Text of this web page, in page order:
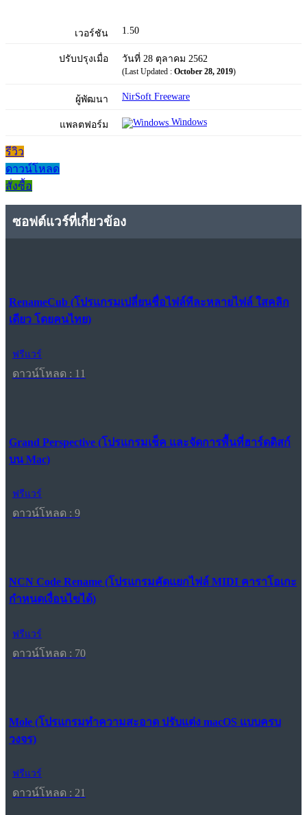
เวอร์ชัน 1.50
ปรับปรุงเมื่อ วันที่ 28 ตุลาคม 2562
(Last Updated : October 28, 2019)
ผู้พัฒนา NirSoft Freeware
แพลตฟอร์ม Windows
รีวิว
ดาวน์โหลด
สั่งซื้อ
ซอฟต์แวร์ที่เกี่ยวข้อง
RenameCub (โปรแกรมเปลี่ยนชื่อไฟล์ทีละหลายไฟล์ ใสคลิก
เดียว โดยคนไทย)
ฟรีแวร์
ดาวน์โหลด : 11
Grand Perspective (โปรแกรมเช็ค และจัดการพื้นที่ฮาร์ดดิสก์
บน Mac)
ฟรีแวร์
ดาวน์โหลด : 9
NCN Code Rename (โปรแกรมคัดแยกไฟล์ MIDI คาราโอเกะ
กำหนดเงื่อนไขได้)
ฟรีแวร์
ดาวน์โหลด : 70
Mole (โปรแกรมทำความสะอาด ปรับแต่ง macOS แบบครบ
วงจร)
ฟรีแวร์
ดาวน์โหลด : 21